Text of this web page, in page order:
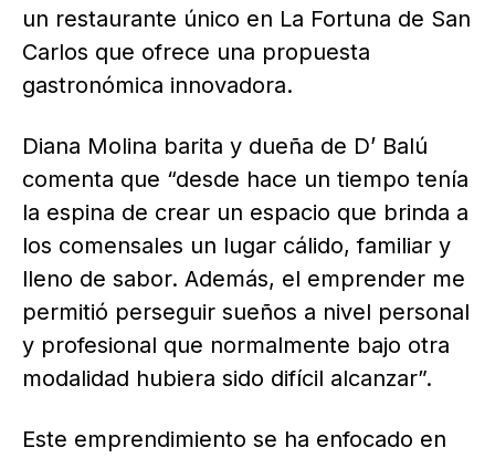
un restaurante único en La Fortuna de San
Carlos que ofrece una propuesta
gastronómica innovadora.
Diana Molina barita y dueña de D’ Balú
comenta que “desde hace un tiempo tenía
la espina de crear un espacio que brinda a
los comensales un lugar cálido, familiar y
lleno de sabor. Además, el emprender me
permitió perseguir sueños a nivel personal
y profesional que normalmente bajo otra
modalidad hubiera sido difícil alcanzar”.
Este emprendimiento se ha enfocado en